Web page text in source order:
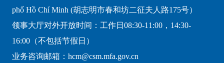
phố Hồ Chí Minh (胡志明市春和坊二征夫人路175号）
领事大厅对外开放时间：工作日08:30-11:00，14:30-
16:00（不包括节假日）
业务咨询邮箱：hcm@csm.mfa.gov.cn